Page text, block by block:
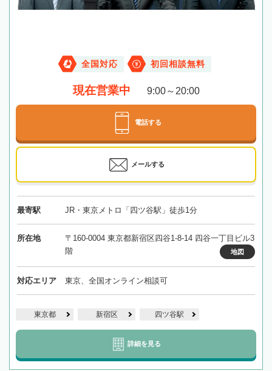
全国対応 初回相談無料
現在営業中 9:00～20:00
電話する
メールする
最寄駅 JR・東京メトロ「四ツ谷駅」徒歩1分
所在地
〒160-0004 東京都新宿区四谷1-8-14 四谷一丁目ビル3
階
地図
対応エリア 東京、全国オンライン相談可
東京都 新宿区 四ツ谷駅
詳細を見る